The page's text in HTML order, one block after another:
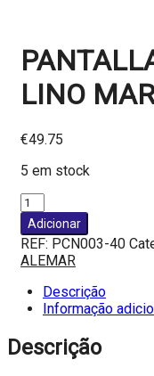
LINO
€49.75
5 em stock
Quantidade
de
PANTALLA
40
CONICA
LINO
MARFI
Adicionar
REF: PCN003-40
ALEMAR
Descrição
Informação
Descrição